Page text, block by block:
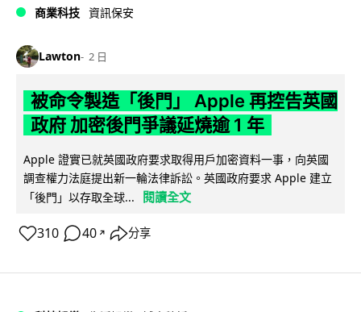
商業科技 資訊保安
Lawton 2 日
被命令製造「後門」 Apple 再控告英國
政府 加密後門爭議延燒逾 1 年
Apple 證實已就英國政府要求取得用戶加密資料一事，向英國
調查權力法庭提出新一輪法律訴訟。英國政府要求 Apple 建立
「後門」以存取全球...
閱讀全文
310 40 ↗ 分享